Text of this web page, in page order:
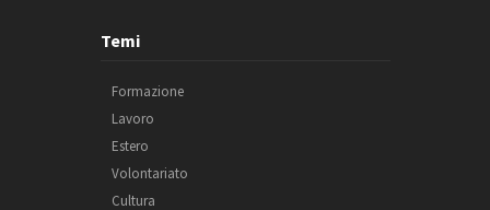
Temi
Formazione
Lavoro
Estero
Volontariato
Cultura